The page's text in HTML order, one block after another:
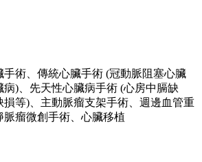
手術、傳統心臟手術 (冠動脈阻塞心臟
病)、先天性心臟病手術 (心房中膈缺
損等)、主動脈瘤支架手術、週邊血管重
脈瘤微創手術、心臟移植